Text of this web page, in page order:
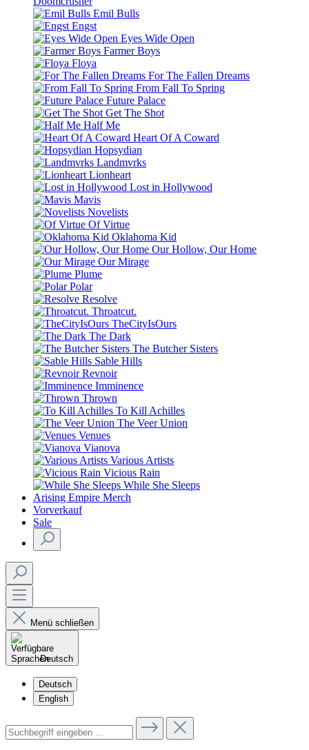
Emil Bulls
Engst
Eyes Wide Open
Farmer Boys
Floya
For The Fallen Dreams
From Fall To Spring
Future Palace
Get The Shot
Half Me
Heart Of A Coward
Hopsydian
Landmvrks
Lionheart
Lost in Hollywood
Mavis
Novelists
Of Virtue
Oklahoma Kid
Our Hollow, Our Home
Our Mirage
Plume
Polar
Resolve
Throatcut.
TheCityIsOurs
The Dark
The Butcher Sisters
Sable Hills
Revnoir
Imminence
Thrown
To Kill Achilles
The Veer Union
Venues
Vianova
Various Artists
Vicious Rain
While She Sleeps
Arising Empire Merch
Vorverkauf
Sale
Menü schließen
Deutsch
Deutsch
English